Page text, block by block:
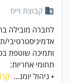
קבוצת וייס
לחברה מובילה
אדמיניסטרטיבי/
ותמיכה שוטפת
תחומי אחריות:
• ניהול יומנ...